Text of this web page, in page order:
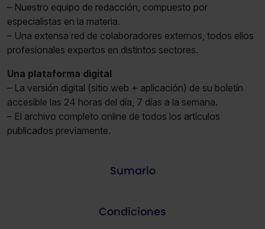
– Nuestro equipo de redacción, compuesto por
especialistas en la materia.
– Una extensa red de colaboradores externos, todos ellos
profesionales expertos en distintos sectores.
Una plataforma digital
– La versión digital (sitio web + aplicación) de su boletín
accesible las 24 horas del día, 7 días a la semana.
– El archivo completo online de todos los artículos
publicados previamente.
Sumario
Condiciones